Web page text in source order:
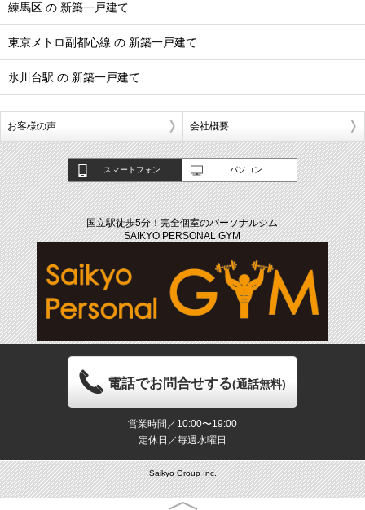
練馬区 の 新築一戸建て
東京メトロ副都心線 の 新築一戸建て
氷川台駅 の 新築一戸建て
お客様の声 会社概要
スマートフォン パソコン
国立駅徒歩5分！完全個室のパーソナルジム
SAIKYO PERSONAL GYM
電話でお問合せする(通話無料)
営業時間／10:00〜19:00
定休日／毎週水曜日
Saikyo Group Inc.